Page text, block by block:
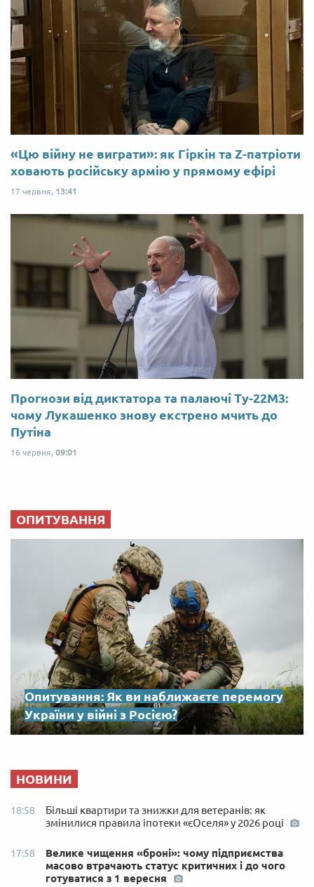
«Цю війну не виграти»: як Гіркін та Z-патріоти
ховають російську армію у прямому ефірі
17 червня, 13:41
Прогнози від диктатора та палаючі Ту-22М3:
чому Лукашенко знову екстрено мчить до
Путіна
16 червня, 09:01
ОПИТУВАННЯ
Опитування: Як ви наближаєте перемогу
України у війні з Росією?
НОВИНИ
18:58
Більші квартири та знижки для ветеранів: як
змінилися правила іпотеки «єОселя» у 2026 році
17:58
Велике чищення «броні»: чому підприємства
масово втрачають статус критичних і до чого
готуватися з 1 вересня